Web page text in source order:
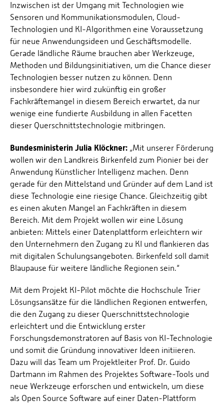
Inzwischen ist der Umgang mit Technologien wie
Sensoren und Kommunikationsmodulen, Cloud-
Technologien und KI-Algorithmen eine Voraussetzung
für neue Anwendungsideen und Geschäftsmodelle.
Gerade ländliche Räume brauchen aber Werkzeuge,
Methoden und Bildungsinitiativen, um die Chance dieser
Technologien besser nutzen zu können. Denn
insbesondere hier wird zukünftig ein großer
Fachkräftemangel in diesem Bereich erwartet, da nur
wenige eine fundierte Ausbildung in allen Facetten
dieser Querschnittstechnologie mitbringen.
Bundesministerin Julia Klöckner: „Mit unserer Förderung
wollen wir den Landkreis Birkenfeld zum Pionier bei der
Anwendung Künstlicher Intelligenz machen. Denn
gerade für den Mittelstand und Gründer auf dem Land ist
diese Technologie eine riesige Chance. Gleichzeitig gibt
es einen akuten Mangel an Fachkräften in diesem
Bereich. Mit dem Projekt wollen wir eine Lösung
anbieten: Mittels einer Datenplattform erleichtern wir
den Unternehmern den Zugang zu KI und flankieren das
mit digitalen Schulungsangeboten. Birkenfeld soll damit
Blaupause für weitere ländliche Regionen sein.“
Mit dem Projekt KI-Pilot möchte die Hochschule Trier
Lösungsansätze für die ländlichen Regionen entwerfen,
die den Zugang zu dieser Querschnittstechnologie
erleichtert und die Entwicklung erster
Forschungsdemonstratoren auf Basis von KI-Technologie
und somit die Gründung innovativer Ideen initiieren.
Dazu will das Team um Projektleiter Prof. Dr. Guido
Dartmann im Rahmen des Projektes Software-Tools und
neue Werkzeuge erforschen und entwickeln, um diese
als Open Source Software auf einer Daten-Plattform